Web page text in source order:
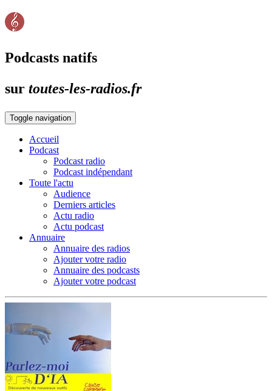
Podcasts natifs
sur toutes-les-radios.fr
Toggle navigation
Accueil
Podcast
Podcast radio
Podcast indépendant
Toute l'actu
Audience
Derniers articles
Actu radio
Actu podcast
Annuaire
Annuaire des radios
Ajouter votre radio
Annuaire des podcasts
Ajouter votre podcast